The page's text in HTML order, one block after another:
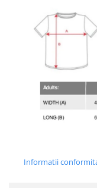
Informatii